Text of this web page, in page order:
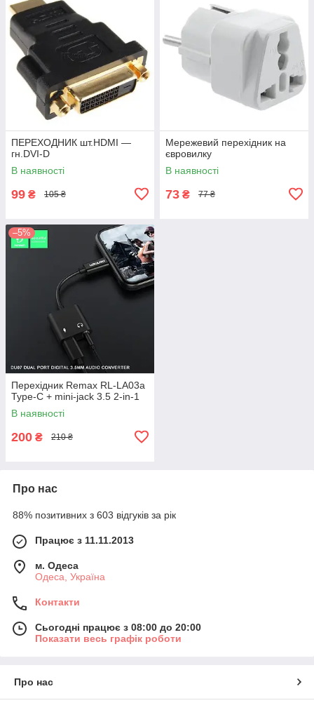
ПЕРЕХОДНИК шт.HDMI —
гн.DVI-D
В наявності
99 ₴ 105 ₴
Мережевий перехідник на
євровилку
В наявності
73 ₴ 77 ₴
–5%
Перехідник Remax RL-LA03a
Type-C + mini-jack 3.5 2-in-1
В наявності
200 ₴ 210 ₴
Про нас
88% позитивних з 603 відгуків за рік
Працює з 11.11.2013
м. Одеса
Одеса, Україна
Контакти
Сьогодні працює з 08:00 до 20:00
Показати весь графік роботи
Про нас